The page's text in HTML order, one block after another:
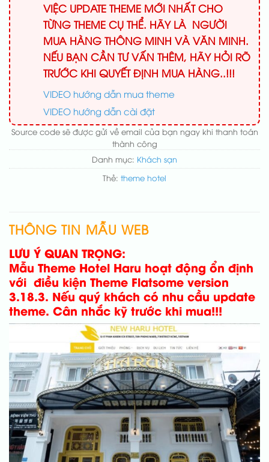
VIỆC UPDATE THEME MỚI NHẤT CHO
TỪNG THEME CỤ THỂ. HÃY LÀ NGƯỜI
MUA HÀNG THÔNG MINH VÀ VĂN MINH.
NẾU BẠN CẦN TƯ VẤN THÊM, HÃY HỎI RÕ
TRƯỚC KHI QUYẾT ĐỊNH MUA HÀNG..!!!
VIDEO hướng dẫn mua theme
VIDEO hướng dẫn cài đặt
Source code sẽ được gửi về email của bạn ngay khi thanh toán
thành công
Danh mục: Khách sạn
Thẻ: theme hotel
THÔNG TIN MẪU WEB
LƯU Ý QUAN TRỌNG:
Mẫu Theme Hotel Haru hoạt động ổn định
với điều kiện Theme Flatsome version
3.18.3. Nếu quý khách có nhu cầu update
theme. Cân nhắc kỹ trước khi mua!!!